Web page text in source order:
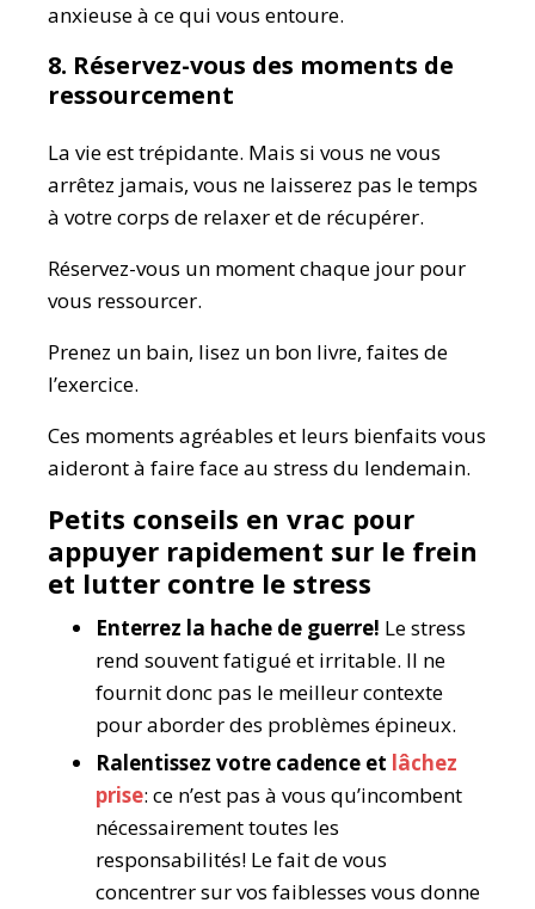
anxieuse à ce qui vous entoure.
8. Réservez-vous des moments de
ressourcement
La vie est trépidante. Mais si vous ne vous
arrêtez jamais, vous ne laisserez pas le temps
à votre corps de relaxer et de récupérer.
Réservez-vous un moment chaque jour pour
vous ressourcer.
Prenez un bain, lisez un bon livre, faites de
l’exercice.
Ces moments agréables et leurs bienfaits vous
aideront à faire face au stress du lendemain.
Petits conseils en vrac pour
appuyer rapidement sur le frein
et lutter contre le stress
Enterrez la hache de guerre! Le stress
rend souvent fatigué et irritable. Il ne
fournit donc pas le meilleur contexte
pour aborder des problèmes épineux.
Ralentissez votre cadence et lâchez
prise: ce n’est pas à vous qu’incombent
nécessairement toutes les
responsabilités! Le fait de vous
concentrer sur vos faiblesses vous donne